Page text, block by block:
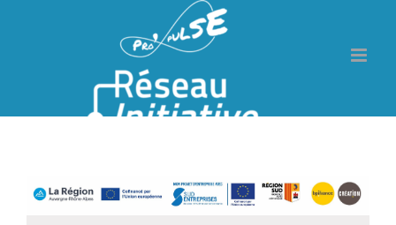
Aucun résultat trouvé.